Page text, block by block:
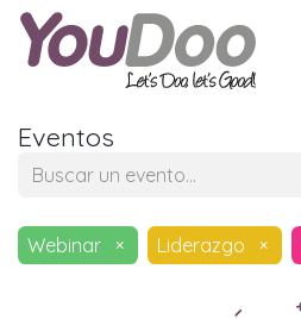
Eventos
Webinar × Liderazgo ×